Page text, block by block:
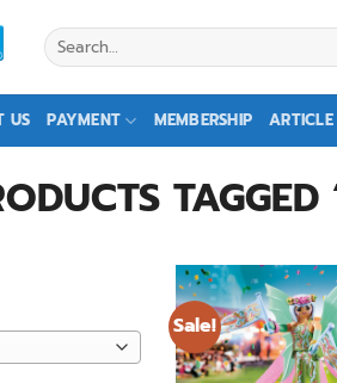
Search
for:
US PAYMENT MEMBERSHIP ARTICLE
Sale!